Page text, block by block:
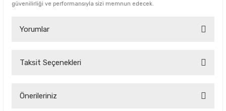
güvenilirliği ve performansıyla sizi memnun edecek.
Yorumlar
Bu ürüne ilk yorumu siz yapın!
Taksit Seçenekleri
Önerileriniz